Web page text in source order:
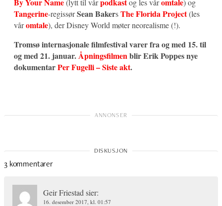
Tangerine-regissørSean BakersThe Florida Project(les
våromtale), der Disney World møter neorealisme (!).
Tromsø internasjonale filmfestival varer fra og med 15. til
og med 21. januar. Åpningsfilmen blir Erik Poppes nye
dokumentarPer Fugelli – Siste akt.
3 kommentarer
Geir Friestad sier:
16. desember 2017, kl. 01:57